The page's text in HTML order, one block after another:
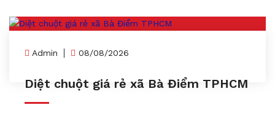
Admin 08/08/2026
Diệt chuột giá rẻ xã Bà Điểm TPHCM